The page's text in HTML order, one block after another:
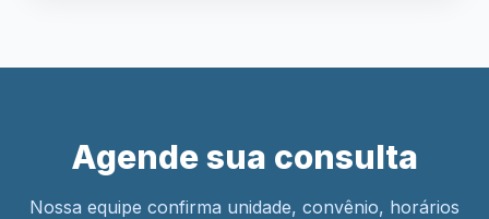
Agende sua consulta
Nossa equipe confirma unidade, convênio, horários